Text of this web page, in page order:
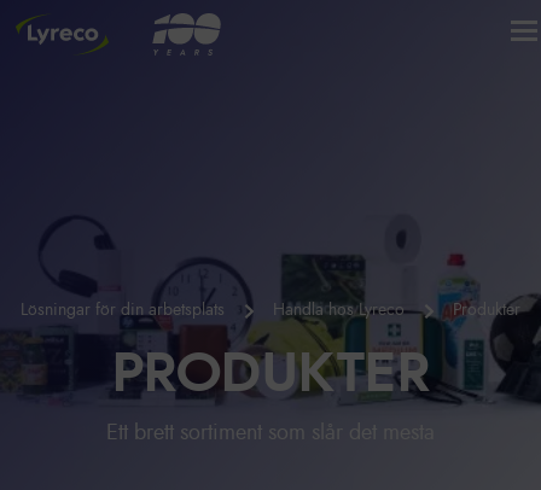
Lösningar för din arbetsplats Handla hos Lyreco Produkter
PRODUKTER
Ett brett sortiment som slår det mesta